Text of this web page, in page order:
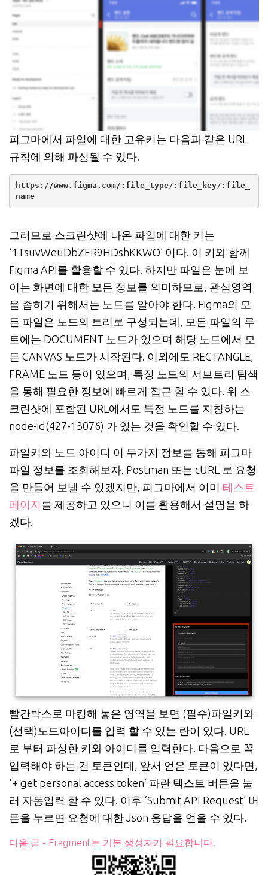
피그마에서 파일에 대한 고유키는 다음과 같은 URL
규칙에 의해 파싱될 수 있다.
https://www.figma.com/:file_type/:file_key/:file_
name
그러므로 스크린샷에 나온 파일에 대한 키는
‘1TsuvWeuDbZFR9HDshKKWO’ 이다. 이 키와 함께
Figma API를 활용할 수 있다. 하지만 파일은 눈에 보
이는 화면에 대한 모든 정보를 의미하므로, 관심영역
을 좁히기 위해서는 노드를 알아야 한다. Figma의 모
든 파일은 노드의 트리로 구성되는데, 모든 파일의 루
트에는 DOCUMENT 노드가 있으며 해당 노드에서 모
든 CANVAS 노드가 시작된다. 이외에도 RECTANGLE,
FRAME 노드 등이 있으며, 특정 노드의 서브트리 탐색
을 통해 필요한 정보에 빠르게 접근 할 수 있다. 위 스
크린샷에 포함된 URL에서도 특정 노드를 지칭하는
node-id(427-13076) 가 있는 것을 확인할 수 있다.
파일키와 노드 아이디 이 두가지 정보를 통해 피그마
파일 정보를 조회해보자. Postman 또는 cURL 로 요청
을 만들어 보낼 수 있겠지만, 피그마에서 이미 테스트
페이지를 제공하고 있으니 이를 활용해서 설명을 하
겠다.
빨간박스로 마킹해 놓은 영역을 보면 (필수)파일키와
(선택)노드아이디를 입력 할 수 있는 란이 있다. URL
로 부터 파싱한 키와 아이디를 입력한다. 다음으로 꼭
입력해야 하는 건 토큰인데, 앞서 얻은 토큰이 있다면,
‘+ get personal access token’ 파란 텍스트 버튼을 눌
러 자동입력 할 수 있다. 이후 ‘Submit API Request’ 버
튼을 누르면 요청에 대한 Json 응답을 얻을 수 있다.
다음 글 - Fragment는 기본 생성자가 필요합니다.